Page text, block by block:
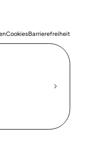
CookiesBarrierefreiheit